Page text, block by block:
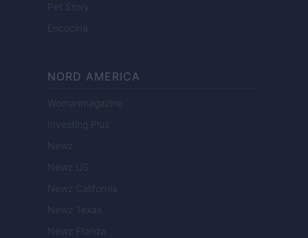
Pet Story
Encocina
NORD AMERICA
Womanmagazine
Investing Plus
Newz
Newz US
Newz California
Newz Texas
Newz Florida